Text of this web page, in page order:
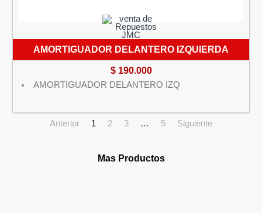
AMORTIGUADOR DELANTERO IZQUIERDA
$190.000
AMORTIGUADOR DELANTERO IZQ
Anterior 1 2 3 … 5 Siguiente
Mas Productos